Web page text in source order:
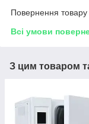
Повернення
Всі умови
З цим товаром